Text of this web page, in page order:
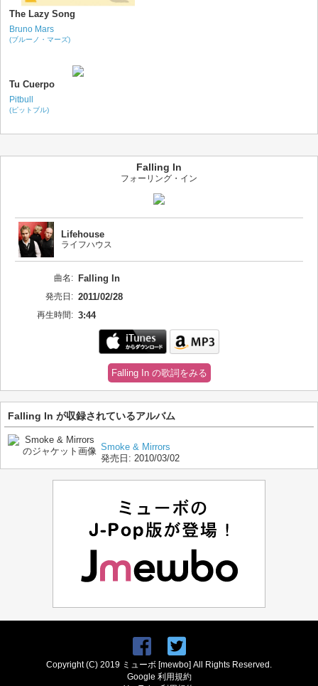
The Lazy Song
Bruno Mars
(ブルーノ・マーズ)
Tu Cuerpo
Pitbull
(ピットブル)
Falling In
フォーリング・イン
Lifehouse
ライフハウス
曲名: Falling In
発売日: 2011/02/28
再生時間: 3:44
Falling In の歌詞をみる
Falling In が収録されているアルバム
Smoke & Mirrors
発売日: 2010/03/02
Copyright (C) 2019 ミューボ [mewbo] All Rights Reserved.
Google 利用規約